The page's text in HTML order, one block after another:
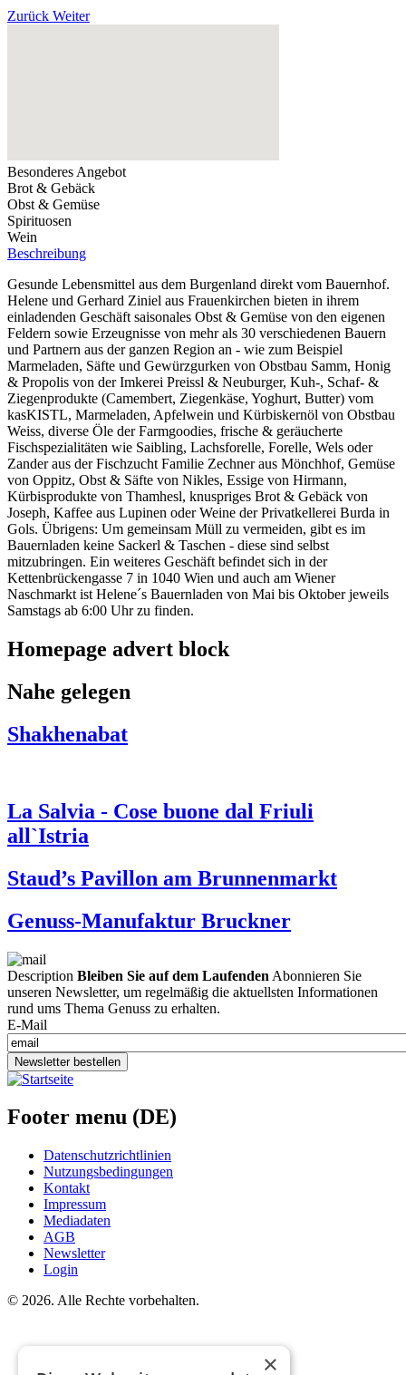
Zurück Weiter
Besonderes Angebot
Brot & Gebäck
Obst & Gemüse
Spirituosen
Wein
Beschreibung
Gesunde Lebensmittel aus dem Burgenland direkt vom Bauernhof.
Helene und Gerhard Ziniel aus Frauenkirchen bieten in ihrem
einladenden Geschäft saisonales Obst & Gemüse von den eigenen
Feldern sowie Erzeugnisse von mehr als 30 verschiedenen Bauern
und Partnern aus der ganzen Region an - wie zum Beispiel
Marmeladen, Säfte und Gewürzgurken von Obstbau Samm, Honig
& Propolis von der Imkerei Preissl & Neuburger, Kuh-, Schaf- &
Ziegenprodukte (Camembert, Ziegenkäse, Yoghurt, Butter) vom
kasKISTL, Marmeladen, Apfelwein und Kürbiskernöl von Obstbau
Weiss, diverse Öle der Farmgoodies, frische & geräucherte
Fischspezialitäten wie Saibling, Lachsforelle, Forelle, Wels oder
Zander aus der Fischzucht Familie Zechner aus Mönchhof, Gemüse
von Oppitz, Obst & Säfte von Nikles, Essige von Hirmann,
Kürbisprodukte von Thamhesl, knuspriges Brot & Gebäck von
Joseph, Kaffee aus Lupinen oder Weine der Privatkellerei Burda in
Gols. Übrigens: Um gemeinsam Müll zu vermeiden, gibt es im
Bauernladen keine Sackerl & Taschen - diese sind selbst
mitzubringen. Ein weiteres Geschäft befindet sich in der
Kettenbrückengasse 7 in 1040 Wien und auch am Wiener
Naschmarkt ist Helene´s Bauernladen von Mai bis Oktober jeweils
Samstags ab 6:00 Uhr zu finden.
Homepage advert block
Nahe gelegen
Shakhenabat
La Salvia - Cose buone dal Friuli
all`Istria
Staud’s Pavillon am Brunnenmarkt
Genuss-Manufaktur Bruckner
Description Bleiben Sie auf dem Laufenden Abonnieren Sie
unseren Newsletter, um regelmäßig die aktuellsten Informationen
rund ums Thema Genuss zu erhalten.
E-Mail
Newsletter bestellen
Footer menu (DE)
Datenschutzrichtlinien
Nutzungsbedingungen
Kontakt
Impressum
Mediadaten
AGB
Newsletter
Login
© 2026. Alle Rechte vorbehalten.
×